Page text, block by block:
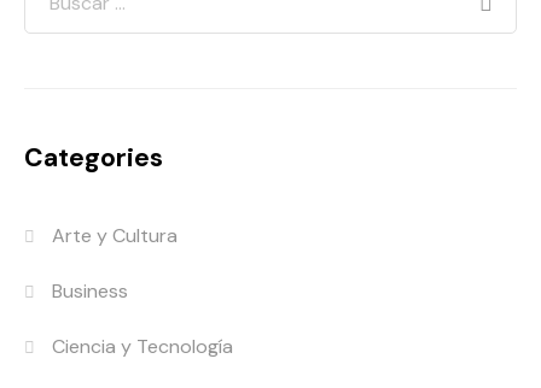
Categories
Arte y Cultura
Business
Ciencia y Tecnología